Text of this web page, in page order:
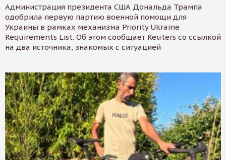
Администрация президента США Дональда Трампа
одобрила первую партию военной помощи для
Украины в рамках механизма Priority Ukraine
Requirements List. Об этом сообщает Reuters со ссылкой
на два источника, знакомых с ситуацией